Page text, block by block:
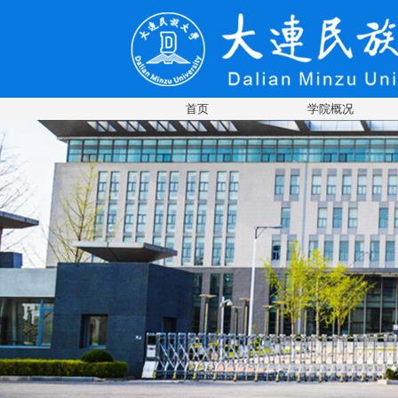
首页 学院概况